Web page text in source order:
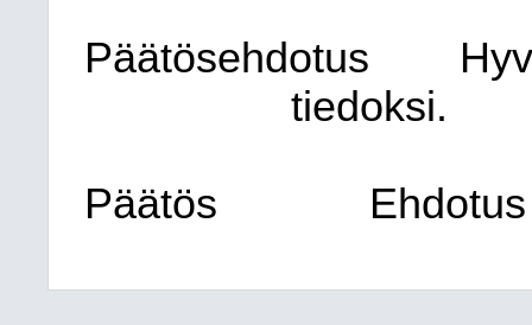
Päätösehdotus
tiedoksi.
Päätös